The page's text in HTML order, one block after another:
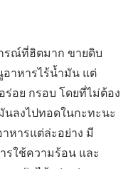
รณ์ที่ฮิตมาก ขายดิบ
าหารไร้น้ำมัน แต่
อย กรอบ โดยที่ไม่ต้อง
นลงไปทอดในกะทะนะ
หารแต่ล่ะอย่าง มี
รใช้ความร้อน และ